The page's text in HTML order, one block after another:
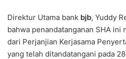
Direktur Utama bank bjb, Yuddy
bahwa penandatanganan SHA ini
dari Perjanjian Kerjasama
yang telah ditandatangani pada